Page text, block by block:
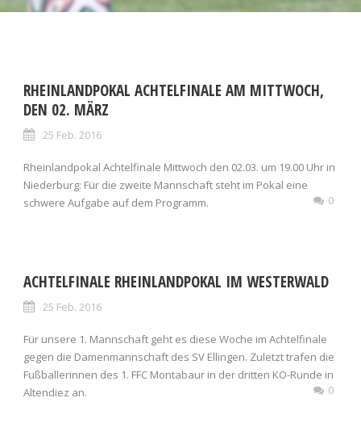
RHEINLANDPOKAL ACHTELFINALE AM MITTWOCH,
DEN 02. MÄRZ
25 Feb. 2016
Rheinlandpokal Achtelfinale Mittwoch den 02.03. um 19.00 Uhr in
Niederburg: Für die zweite Mannschaft steht im Pokal eine
schwere Aufgabe auf dem Programm.
0
ACHTELFINALE RHEINLANDPOKAL IM WESTERWALD
25 Feb. 2016
Für unsere 1. Mannschaft geht es diese Woche im Achtelfinale
gegen die Damenmannschaft des SV Ellingen. Zuletzt trafen die
Fußballerinnen des 1. FFC Montabaur in der dritten KO-Runde in
Altendiez an.
0